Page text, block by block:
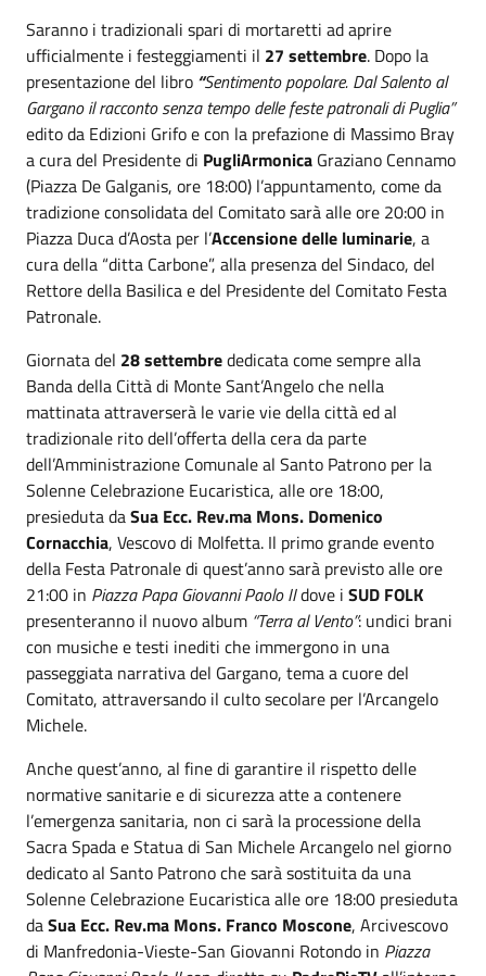
Saranno i tradizionali spari di mortaretti ad aprire
ufficialmente i festeggiamenti il 27 settembre. Dopo la
presentazione del libro “Sentimento popolare. Dal Salento al
Gargano il racconto senza tempo delle feste patronali di Puglia”
edito da Edizioni Grifo e con la prefazione di Massimo Bray
a cura del Presidente di PugliArmonica Graziano Cennamo
(Piazza De Galganis, ore 18:00) l’appuntamento, come da
tradizione consolidata del Comitato sarà alle ore 20:00 in
Piazza Duca d’Aosta per l’Accensione delle luminarie, a
cura della “ditta Carbone”, alla presenza del Sindaco, del
Rettore della Basilica e del Presidente del Comitato Festa
Patronale.
Giornata del 28 settembrededicata come sempre alla
Banda della Città di Monte Sant’Angelo che nella
mattinata attraverserà le varie vie della città ed al
tradizionale rito dell’offerta della cera da parte
dell’Amministrazione Comunale al Santo Patrono per la
Solenne Celebrazione Eucaristica, alle ore 18:00,
presieduta daSua Ecc. Rev.ma Mons. Domenico
Cornacchia, Vescovo di Molfetta. Il primo grande evento
della Festa Patronale di quest’anno sarà previsto alle ore
21:00 in Piazza Papa Giovanni Paolo IIdove i SUD FOLK
presenteranno il nuovo album “Terra al Vento”: undici brani
con musiche e testi inediti che immergono in una
passeggiata narrativa del Gargano, tema a cuore del
Comitato, attraversando il culto secolare per l’Arcangelo
Michele.
Anche quest’anno, al fine di garantire il rispetto delle
normative sanitarie e di sicurezza atte a contenere
l’emergenza sanitaria, non ci sarà la processione della
Sacra Spada e Statua di San Michele Arcangelo nel giorno
dedicato al Santo Patrono che sarà sostituita da una
Solenne Celebrazione Eucaristica alle ore 18:00 presieduta
daSua Ecc. Rev.ma Mons. Franco Moscone, Arcivescovo
di Manfredonia-Vieste-San Giovanni Rotondo in Piazza